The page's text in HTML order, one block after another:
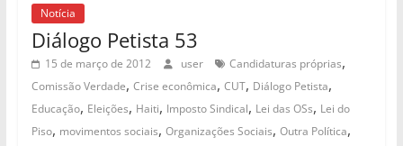
Notícia
Diálogo Petista 53
15 de março de 2012 user Candidaturas próprias,
Comissão Verdade, Crise econômica, CUT, Diálogo Petista,
Educação, Eleições, Haiti, Imposto Sindical, Lei das OSs, Lei do
Piso, movimentos sociais, Organizações Sociais, Outra Política,